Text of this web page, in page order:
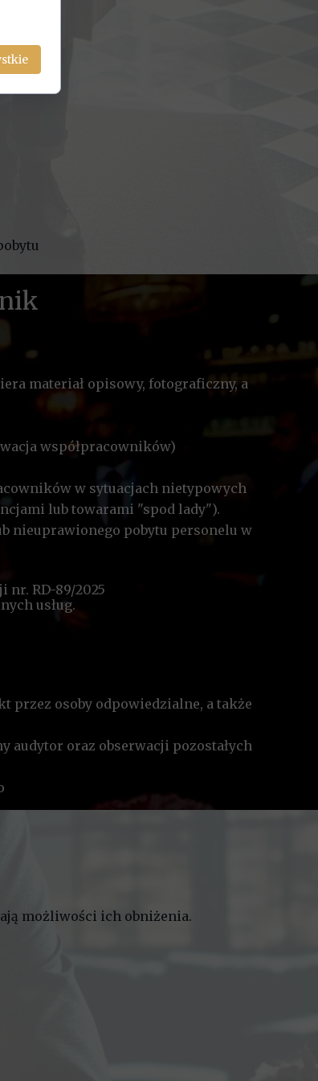
materiał opisowy, fotograficzny, a
współpracowników)
w sytuacjach nietypowych
lub towarami "spod lady").
nieuprawionego pobytu personelu w
nr. RD-89/2025
usług.
przez osoby odpowiedzialne, a także
audytor oraz obserwacji pozostałych
możliwości ich obniżenia.